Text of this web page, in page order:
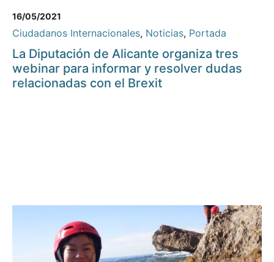
16/05/2021
Ciudadanos Internacionales, Noticias, Portada
La Diputación de Alicante organiza tres
webinar para informar y resolver dudas
relacionadas con el Brexit